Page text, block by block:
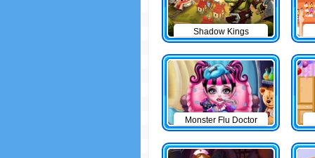
Shadow Kings
Monster Flu Doctor